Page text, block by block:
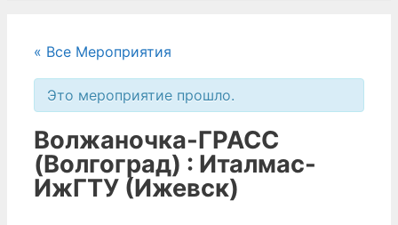
« Все Мероприятия
Это мероприятие прошло.
Волжаночка-ГРАСС
(Волгоград) : Италмас-
ИжГТУ (Ижевск)